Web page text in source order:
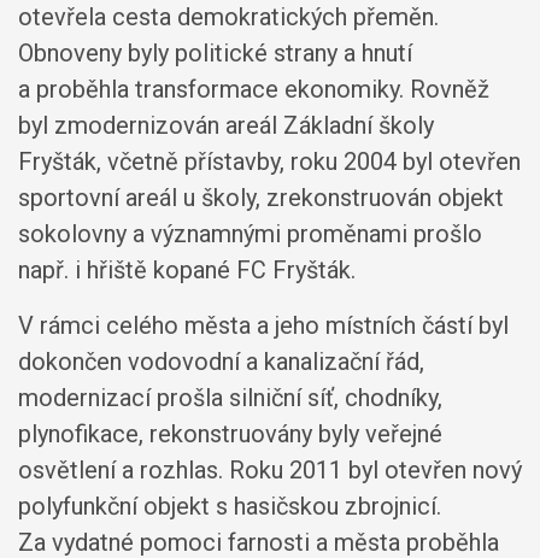
otevřela cesta demokratických přeměn.
Obnoveny byly politické strany a hnutí
a proběhla transformace ekonomiky. Rovněž
byl zmodernizován areál Základní školy
Fryšták, včetně přístavby, roku 2004 byl otevřen
sportovní areál u školy, zrekonstruován objekt
sokolovny a významnými proměnami prošlo
např. i hřiště kopané FC Fryšták.
V rámci celého města a jeho místních částí byl
dokončen vodovodní a kanalizační řád,
modernizací prošla silniční síť, chodníky,
plynofikace, rekonstruovány byly veřejné
osvětlení a rozhlas. Roku 2011 byl otevřen nový
polyfunkční objekt s hasičskou zbrojnicí.
Za vydatné pomoci farnosti a města proběhla